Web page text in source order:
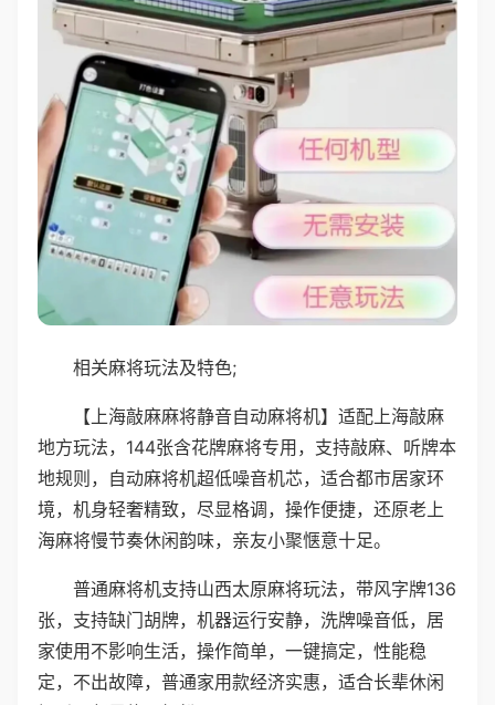
相关麻将玩法及特色;
【上海敲麻麻将静音自动麻将机】适配上海敲麻
地方玩法，144张含花牌麻将专用，支持敲麻、听牌本
地规则，自动麻将机超低噪音机芯，适合都市居家环
境，机身轻奢精致，尽显格调，操作便捷，还原老上
海麻将慢节奏休闲韵味，亲友小聚惬意十足。
普通麻将机支持山西太原麻将玩法，带风字牌136
张，支持缺门胡牌，机器运行安静，洗牌噪音低，居
家使用不影响生活，操作简单，一键搞定，性能稳
定，不出故障，普通家用款经济实惠，适合长辈休闲